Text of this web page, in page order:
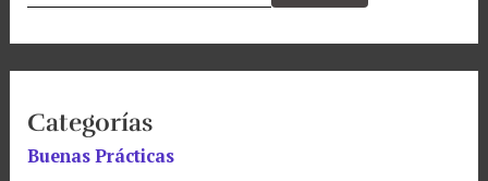
Categorías
Buenas Prácticas